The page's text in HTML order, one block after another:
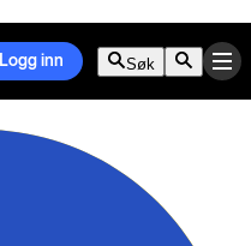
Logg inn Søk